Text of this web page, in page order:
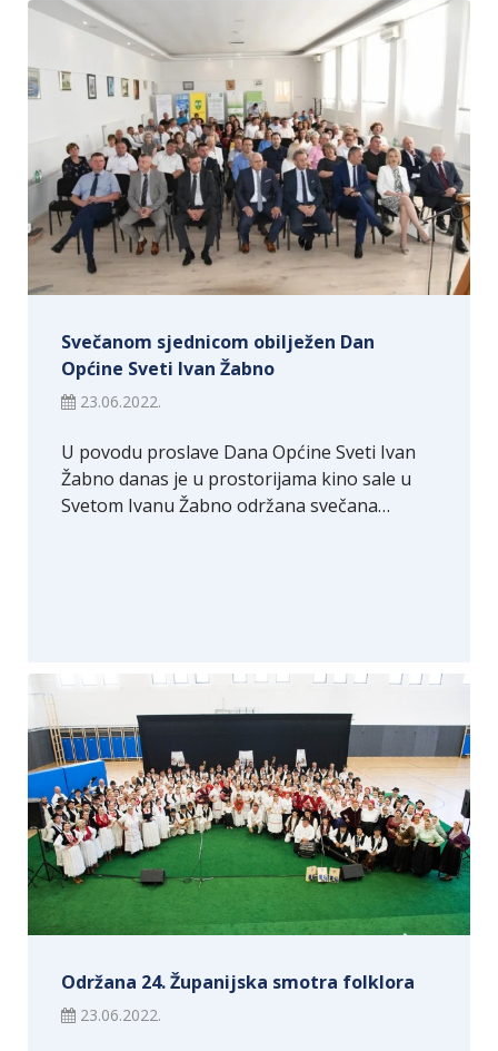
Svečanom sjednicom obilježen Dan
Općine Sveti Ivan Žabno
23.06.2022.
U povodu proslave Dana Općine Sveti Ivan
Žabno danas je u prostorijama kino sale u
Svetom Ivanu Žabno održana svečana…
Održana 24. Županijska smotra folklora
23.06.2022.